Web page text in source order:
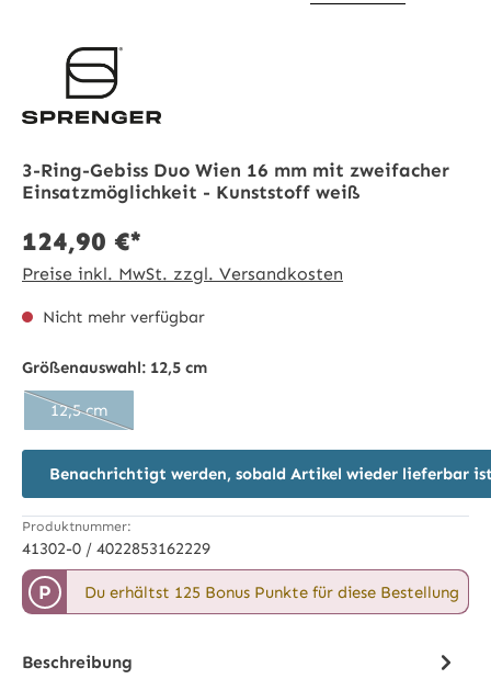
3-Ring-Gebiss Duo Wien 16 mm mit zweifacher
Einsatzmöglichkeit - Kunststoff weiß
124,90 €*
Preise inkl. MwSt. zzgl. Versandkosten
Nicht mehr verfügbar
Größenauswahl: 12,5 cm
12,5 cm
(Diese Option ist zurzeit nicht verfügbar.)
Benachrichtigt werden, sobald Artikel wieder lieferbar
Produktnummer:
41302-0 / 4022853162229
P Du erhältst 125 Bonus Punkte für diese Bestellung
Beschreibung